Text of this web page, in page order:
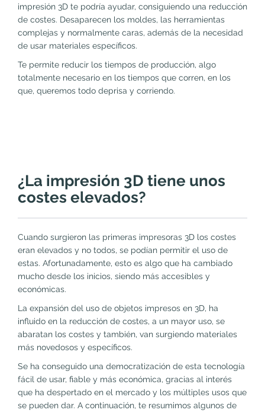
impresión 3D te podría ayudar, consiguiendo una reducción
de costes. Desaparecen los moldes, las herramientas
complejas y normalmente caras, además de la necesidad
de usar materiales específicos.
Te permite reducir los tiempos de producción, algo
totalmente necesario en los tiempos que corren, en los
que, queremos todo deprisa y corriendo.
¿La impresión 3D tiene unos
costes elevados?
Cuando surgieron las primeras impresoras 3D los costes
eran elevados y no todos, se podían permitir el uso de
estas. Afortunadamente, esto es algo que ha cambiado
mucho desde los inicios, siendo más accesibles y
económicas.
La expansión del uso de objetos impresos en 3D, ha
influido en la reducción de costes, a un mayor uso, se
abaratan los costes y también, van surgiendo materiales
más novedosos y específicos.
Se ha conseguido una democratización de esta tecnología
fácil de usar, fiable y más económica, gracias al interés
que ha despertado en el mercado y los múltiples usos que
se pueden dar. A continuación, te resumimos algunos de